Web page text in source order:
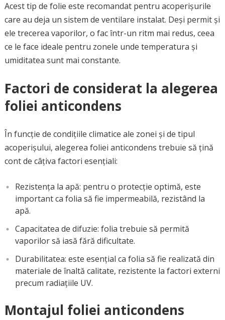
Acest tip de folie este recomandat pentru acoperișurile
care au deja un sistem de ventilare instalat. Deși permit și
ele trecerea vaporilor, o fac într-un ritm mai redus, ceea
ce le face ideale pentru zonele unde temperatura și
umiditatea sunt mai constante.
Factori de considerat la alegerea
foliei anticondens
În funcție de condițiile climatice ale zonei și de tipul
acoperișului, alegerea foliei anticondens trebuie să țină
cont de câțiva factori esențiali:
Rezistența la apă: pentru o protecție optimă, este
important ca folia să fie impermeabilă, rezistând la
apă.
Capacitatea de difuzie: folia trebuie să permită
vaporilor să iasă fără dificultate.
Durabilitatea: este esențial ca folia să fie realizată din
materiale de înaltă calitate, rezistente la factori externi
precum radiațiile UV.
Montajul foliei anticondens